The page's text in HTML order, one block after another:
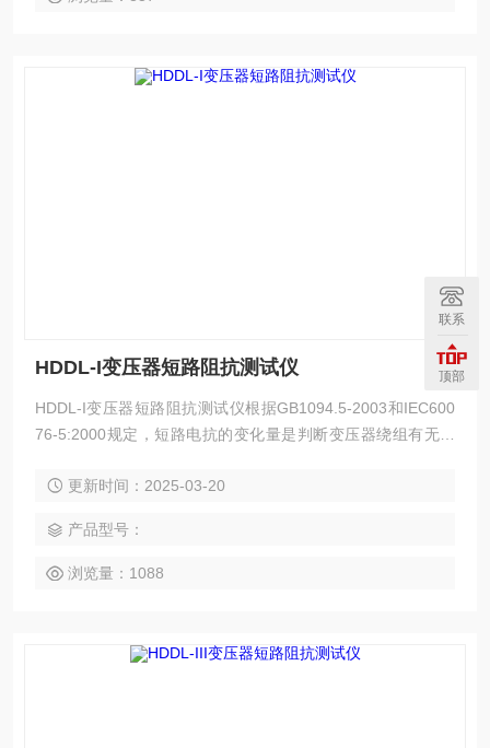
HDDL-I变压器短路阻抗测试仪
HDDL-I变压器短路阻抗测试仪根据GB1094.5-2003和IEC600
76-5:2000规定，短路电抗的变化量是判断变压器绕组有无变
更新时间：2025-03-20
产品型号：
浏览量：1088
联系
顶部